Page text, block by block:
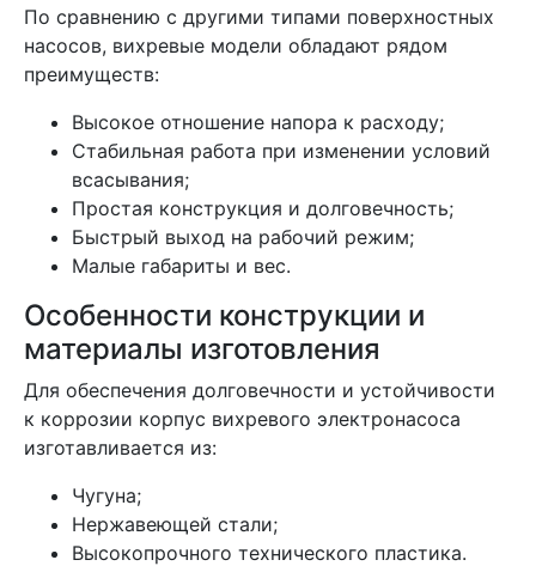
По сравнению с другими типами поверхностных
насосов, вихревые модели обладают рядом
преимуществ:
Высокое отношение напора к расходу;
Стабильная работа при изменении условий
всасывания;
Простая конструкция и долговечность;
Быстрый выход на рабочий режим;
Малые габариты и вес.
Особенности конструкции и
материалы изготовления
Для обеспечения долговечности и устойчивости
к коррозии корпус вихревого электронасоса
изготавливается из:
Чугуна;
Нержавеющей стали;
Высокопрочного технического пластика.